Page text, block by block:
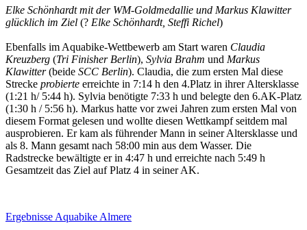
Elke Schönhardt mit der WM-Goldmedallie und Markus Klawitter
glücklich im Ziel (? Elke Schönhardt, Steffi Richel)
Ebenfalls im Aquabike-Wettbewerb am Start waren Claudia
Kreuzberg (Tri Finisher Berlin), Sylvia Brahm und Markus
Klawitter(beide SCC Berlin). Claudia, die zum ersten Mal diese
Strecke probierte erreichte in 7:14 h den 4.Platz in ihrer Altersklasse
(1:21 h/ 5:44 h). Sylvia benötigte 7:33 h und belegte den 6.AK-Platz
(1:30 h / 5:56 h). Markus hatte vor zwei Jahren zum ersten Mal von
diesem Format gelesen und wollte diesen Wettkampf seitdem mal
ausprobieren. Er kam als führender Mann in seiner Altersklasse und
als 8. Mann gesamt nach 58:00 min aus dem Wasser. Die
Radstrecke bewältigte er in 4:47 h und erreichte nach 5:49 h
Gesamtzeit das Ziel auf Platz 4 in seiner AK.
Ergebnisse Aquabike Almere